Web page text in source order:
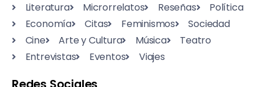
Literatura Microrrelatos Reseñas
Política
Economía
Citas Feminismos
Sociedad
Cine
Arte y Cultura Música
Teatro
Entrevistas
Eventos Viajes